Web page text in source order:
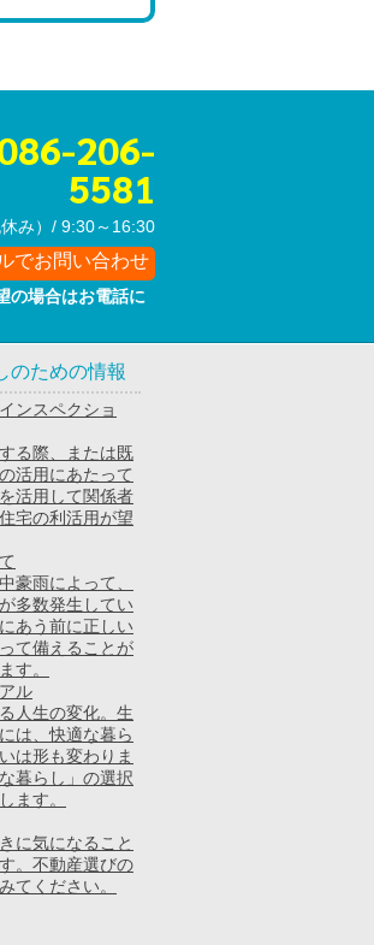
206-
5581
み）/ 9:30～16:30
でお問い合わせ
の場合はお電話に
のための情報
ンスペクショ
る際、または既
活用にあたって
活用して関係者
宅の利活用が望
豪雨によって、
多数発生してい
あう前に正しい
て備えることが
す。
ル
人生の変化。生
は、快適な暮ら
は形も変わりま
暮らし」の選択
ます。
に気になること
。不動産選びの
てください。